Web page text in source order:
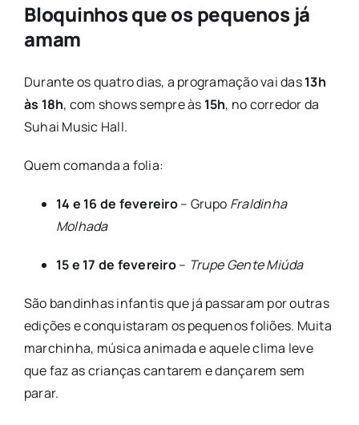
Bloquinhos que os pequenos já
amam
Durante os quatro dias, a programação vai das13h
às 18h, com shows sempre às 15h, no corredor da
Suhai Music Hall.
Quem comanda a folia:
14 e 16 de fevereiro– Grupo Fraldinha
Molhada
15 e 17 de fevereiro– Trupe Gente Miúda
São bandinhas infantis que já passaram por outras
edições e conquistaram os pequenos foliões. Muita
marchinha, música animada e aquele clima leve
que faz as crianças cantarem e dançarem sem
parar.